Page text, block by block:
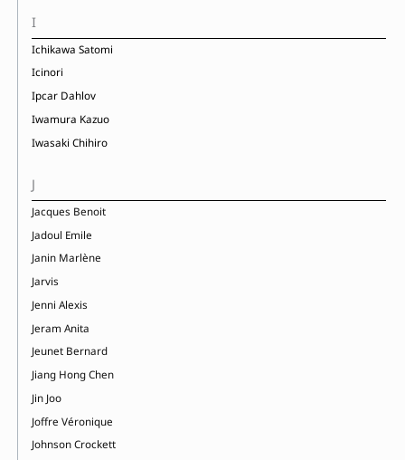
I
Ichikawa Satomi
Icinori
Ipcar Dahlov
Iwamura Kazuo
Iwasaki Chihiro
J
Jacques Benoit
Jadoul Emile
Janin Marlène
Jarvis
Jenni Alexis
Jeram Anita
Jeunet Bernard
Jiang Hong Chen
Jin Joo
Joffre Véronique
Johnson Crockett